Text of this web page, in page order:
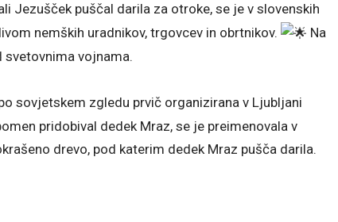
Jezušček puščal darila za otroke, se je v slovenskih
nemških uradnikov, trgovcev in obrtnikov.
Na
vojnama.
sovjetskem zgledu prvič organizirana v Ljubljani
pridobival dedek Mraz, se je preimenovala v
drevo, pod katerim dedek Mraz pušča darila.